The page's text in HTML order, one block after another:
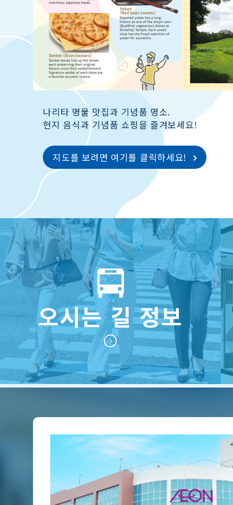
나리타 명물 맛집과 기념품 명소.
현지 음식과 기념품 쇼핑을 즐겨보세요!
지도를 보려면 여기를 클릭하세요!
오시는 길 정보